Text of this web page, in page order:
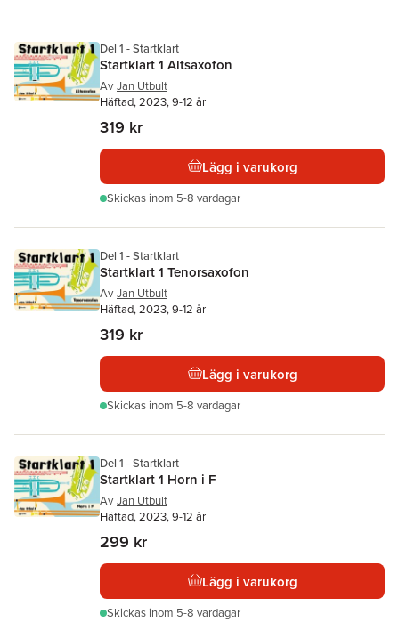
Del 1 - Startklart
Startklart 1 Altsaxofon
Av Jan Utbult
Häftad, 2023, 9-12 år
319 kr
Lägg i varukorg
Skickas inom 5-8 vardagar
Del 1 - Startklart
Startklart 1 Tenorsaxofon
Av Jan Utbult
Häftad, 2023, 9-12 år
319 kr
Lägg i varukorg
Skickas inom 5-8 vardagar
Del 1 - Startklart
Startklart 1 Horn i F
Av Jan Utbult
Häftad, 2023, 9-12 år
299 kr
Lägg i varukorg
Skickas inom 5-8 vardagar